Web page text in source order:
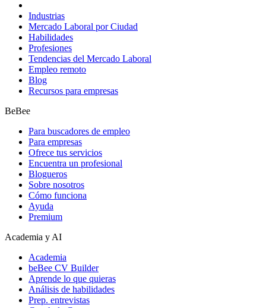
Industrias
Mercado Laboral por Ciudad
Habilidades
Profesiones
Tendencias del Mercado Laboral
Empleo remoto
Blog
Recursos para empresas
BeBee
Para buscadores de empleo
Para empresas
Ofrece tus servicios
Encuentra un profesional
Blogueros
Sobre nosotros
Cómo funciona
Ayuda
Premium
Academia y AI
Academia
beBee CV Builder
Aprende lo que quieras
Análisis de habilidades
Prep. entrevistas